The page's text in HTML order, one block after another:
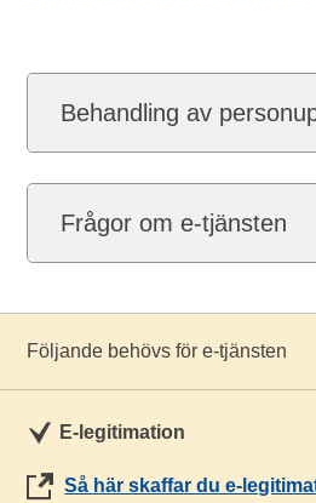
Behandling av
Frågor om e-tjänsten
Följande behövs för e-tjänsten
E-legitimation
Så här skaffar du e-